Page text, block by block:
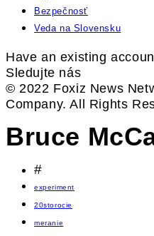
Bezpečnosť
Veda na Slovensku
Have an existing
Sledujte nás
© 2022 Foxiz News
Company. All Rights
Bruce
#
experiment
20storocie
meranie